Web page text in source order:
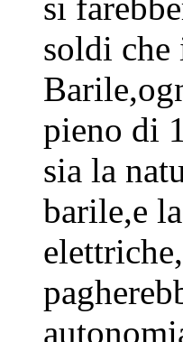
si
soldi che
pieno di
sia la
barile,e